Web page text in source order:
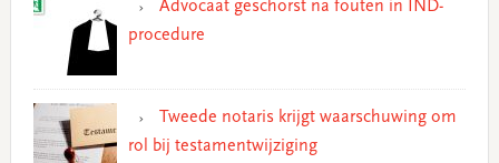
Advocaat geschorst na fouten in IND-
procedure
Tweede notaris krijgt waarschuwing om
rol bij testamentwijziging